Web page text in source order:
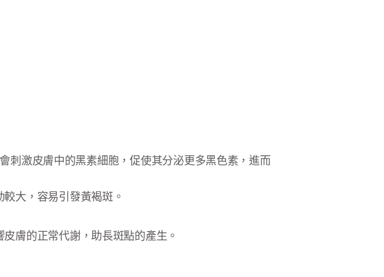
激皮膚中的黑素細胞，促使其分泌更多黑色素，進而
大，容易引發黃褐斑。
膚的正常代謝，助長斑點的產生。